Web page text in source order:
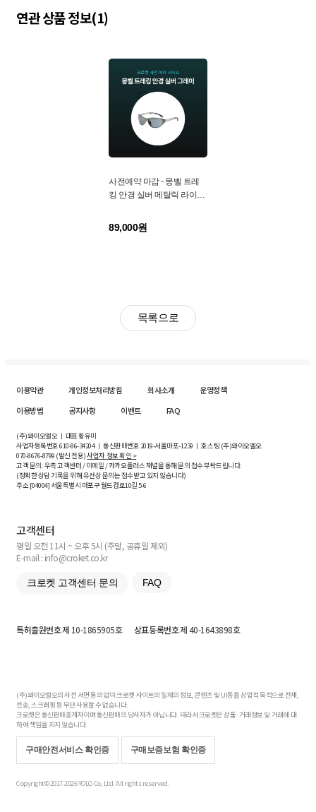
연관 상품 정보(1)
사전예약 마감 - 몽벨 트레
킹 안경 실버 메탈릭 라이트
89,000원
목록으로
이용약관 개인정보처리방침 회사소개
운영정책
이용방법
공지사항 이벤트 FAQ
(주)와이오엘오 ㅣ 대표 황유미
사업자등록번호610-86-34204ㅣ 통신판매번호 2019-서울마포-1239 ㅣ 호스팅 (주)와이오엘오
070-8676-8799 (발신 전용)사업자 정보 확인 >
고객 문의: 우측 고객센터 / 이메일 / 카카오플러스 채널을 통해 문의 접수 부탁드립니다.
(정확한 상담 기록을 위해 유선상 문의는 접수받고 있지 않습니다)
주소 [04004] 서울특별시 마포구 월드컵로10길5-6
고객센터
평일 오전 11시 ~ 오후 5시 (주말, 공휴일 제외)
E-mail : info@croket.co.kr
크로켓 고객센터 문의 FAQ
특허출원번호제 10-1865905호 상표등록번호제 40-1643898호
(주)와이오엘오의 사전 서면 동의 없이 크로켓 사이트의 일체의 정보, 콘텐츠 및 UI등을 상업적 목적으로 전재,
전송, 스크래핑 등 무단 사용할 수 없습니다.
크로켓은 통신판매중개자이며 통신판매의 당사자가 아닙니다. 따라서 크로켓은 상품·거래정보 및 거래에 대
하여 책임을 지지 않습니다.
구매안전서비스 확인증 구매보증보험 확인증
Copyright© 2017-2026 YOLO Co, Ltd. All rights reserved.